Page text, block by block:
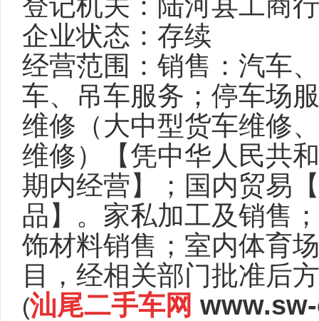
企业状态：存续
经营范围：销售：汽车
车、吊车服务；停车场
维修（大中型货车维修
维修）【凭中华人民共
期内经营】；国内贸易
品】。家私加工及销售
饰材料销售；室内体育
目，经相关部门批准后
(汕尾二手车网